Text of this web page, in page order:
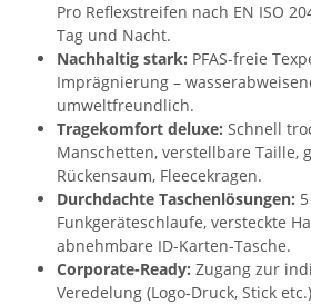
Pro Reflexstreifen nach EN ISO
Tag und Nacht.
Nachhaltig stark: PFAS-freie
Imprägnierung –
umweltfreundlich.
Tragekomfort deluxe: Schnell
Manschetten, verstellbare Taille,
Rückensaum, Fleecekragen.
Durchdachte Taschenlösungen:
Funkgeräteschlaufe, versteckte
abnehmbare ID-Karten-Tasche.
Corporate-Ready: Zugang zur
Veredelung (Logo-Druck, Stick